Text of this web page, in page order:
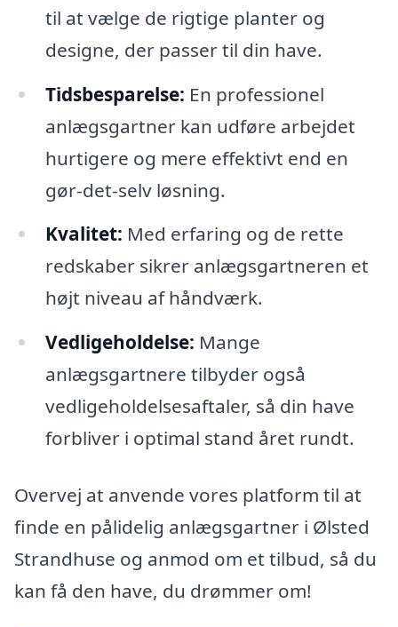
til at vælge de rigtige planter og
designe, der passer til din have.
Tidsbesparelse: En professionel
anlægsgartner kan udføre arbejdet
hurtigere og mere effektivt end en
gør-det-selv løsning.
Kvalitet: Med erfaring og de rette
redskaber sikrer anlægsgartneren et
højt niveau af håndværk.
Vedligeholdelse: Mange
anlægsgartnere tilbyder også
vedligeholdelsesaftaler, så din have
forbliver i optimal stand året rundt.
Overvej at anvende vores platform til at
finde en pålidelig anlægsgartner i Ølsted
Strandhuse og anmod om et tilbud, så du
kan få den have, du drømmer om!